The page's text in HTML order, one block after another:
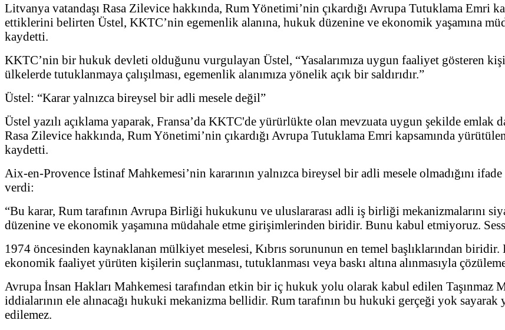
Litvanya vatandaşı Rasa Zilevice hakkında, Rum Yönetimi’nin çıkardığı Avrupa Tutuklama Emri
ettiklerini belirten Üstel, KKTC’nin egemenlik alanına, hukuk düzenine ve ekonomik yaşamına
kaydetti.
KKTC’nin bir hukuk devleti olduğunu vurgulayan Üstel, “Yasalarımıza uygun faaliyet gösteren
ülkelerde tutuklanmaya çalışılması, egemenlik alanımıza yönelik açık bir saldırıdır.”
Üstel: “Karar yalnızca bireysel bir adli mesele değil”
Üstel yazılı açıklama yaparak, Fransa’da KKTC'de yürürlükte olan mevzuata uygun şekilde emlak
Rasa Zilevice hakkında, Rum Yönetimi’nin çıkardığı Avrupa Tutuklama Emri kapsamında
kaydetti.
Aix-en-Provence İstinaf Mahkemesi’nin kararının yalnızca bireysel bir adli mesele olmadığını
verdi:
“Bu karar, Rum tarafının Avrupa Birliği hukukunu ve uluslararası adli iş birliği mekanizmalarını
düzenine ve ekonomik yaşamına müdahale etme girişimlerinden biridir. Bunu kabul etmiyoruz.
1974 öncesinden kaynaklanan mülkiyet meselesi, Kıbrıs sorununun en temel başlıklarından biridir.
ekonomik faaliyet yürüten kişilerin suçlanması, tutuklanması veya baskı altına alınmasıyla
Avrupa İnsan Hakları Mahkemesi tarafından etkin bir iç hukuk yolu olarak kabul edilen
iddialarının ele alınacağı hukuki mekanizma bellidir. Rum tarafının bu hukuki gerçeği yok sayarak
edilemez.